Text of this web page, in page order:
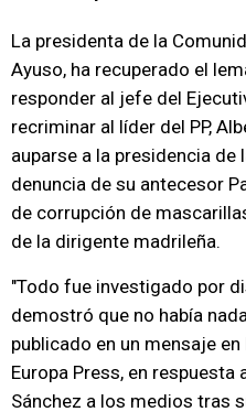
La presidenta de la
Ayuso, ha recuperado el
responder al jefe del
recriminar al líder del PP,
auparse a la presidencia
denuncia de su antecesor
de corrupción de
de la dirigente madrileña.
"Todo fue investigado por
demostró que no había
publicado en un mensaje
Europa Press, en
Sánchez a los medios tras